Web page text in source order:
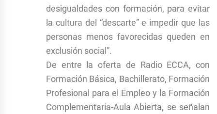
desigualdades con formación, para evitar
la cultura del “descarte” e impedir que las
personas menos favorecidas queden en
exclusión social”.
De entre la oferta de Radio ECCA, con
Formación Básica, Bachillerato, Formación
Profesional para el Empleo y la Formación
Complementaria-Aula Abierta, se señalan